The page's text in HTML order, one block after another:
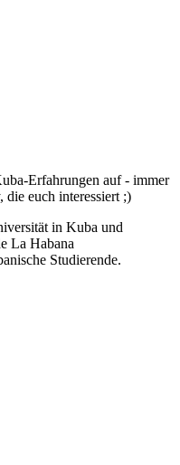
Erfahrungen auf - immer
die euch interessiert ;)
in Kuba und
La Habana
Studierende.